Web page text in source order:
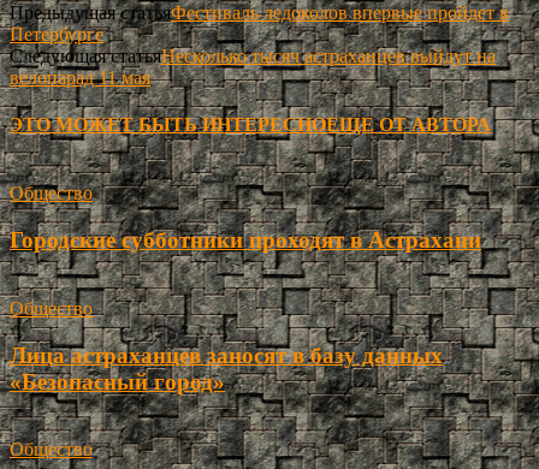
Предыдущая статьяФестиваль ледоколов впервые пройдет в
Петербурге
Следующая статьяНесколько тысяч астраханцев выйдут на
велопарад 11 мая
ЭТО МОЖЕТ БЫТЬ ИНТЕРЕСНОЕЩЕ ОТ АВТОРА
Общество
Городские субботники проходят в Астрахани
Общество
Лица астраханцев заносят в базу данных
«Безопасный город»
Общество